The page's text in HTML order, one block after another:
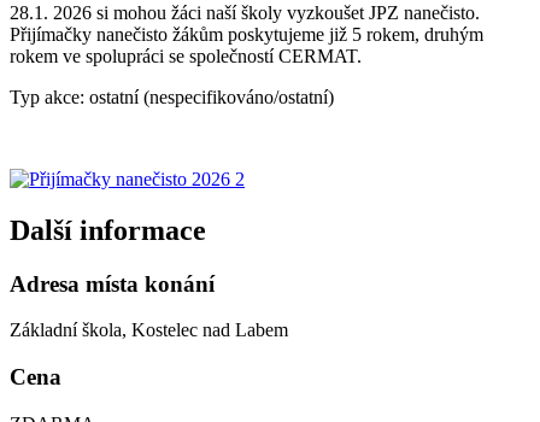
28.1. 2026 si mohou žáci naší školy vyzkoušet JPZ nanečisto.
Přijímačky nanečisto žákům poskytujeme již 5 rokem, druhým
rokem ve spolupráci se společností CERMAT.
Typ akce: ostatní (nespecifikováno/ostatní)
Další informace
Adresa místa konání
Základní škola, Kostelec nad Labem
Cena